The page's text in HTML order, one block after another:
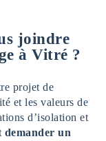
joindre
à Vitré ?
projet de
et les valeurs de
d’isolation et
demander un